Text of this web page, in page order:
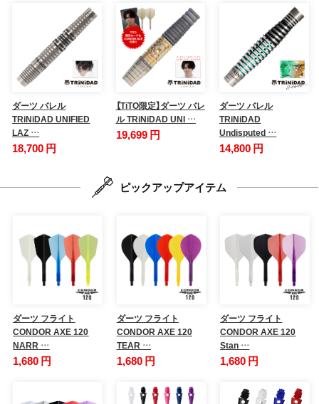
ダーツ バレル
TRiNiDAD UNIFIED
LAZ …
18,700 円
【TiTO限定】ダーツ バレ
ル TRiNiDAD UNI …
19,699 円
ダーツ バレル
TRiNiDAD
Undisputed …
14,800 円
ピックアップアイテム
ダーツ フライト
CONDOR AXE 120
NARR …
1,680 円
ダーツ フライト
CONDOR AXE 120
TEAR …
1,680 円
ダーツ フライト
CONDOR AXE 120
Stan …
1,680 円